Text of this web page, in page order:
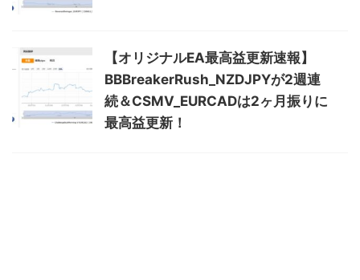
【オリジナルEA最高益更新速報】
BBBreakerRush_NZDJPYが2週連
続＆CSMV_EURCADは2ヶ月振りに
最高益更新！